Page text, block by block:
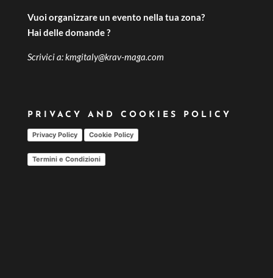
Vuoi organizzare un evento nella tua zona?
Hai delle domande ?
Scrivici a:kmgitaly@krav-maga.com
PRIVACY AND COOKIES POLICY
Privacy Policy Cookie Policy
Termini e Condizioni